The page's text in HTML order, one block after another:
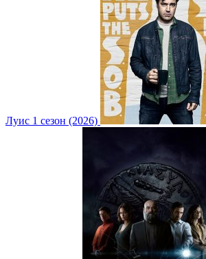
Луис 1 сезон (2026)